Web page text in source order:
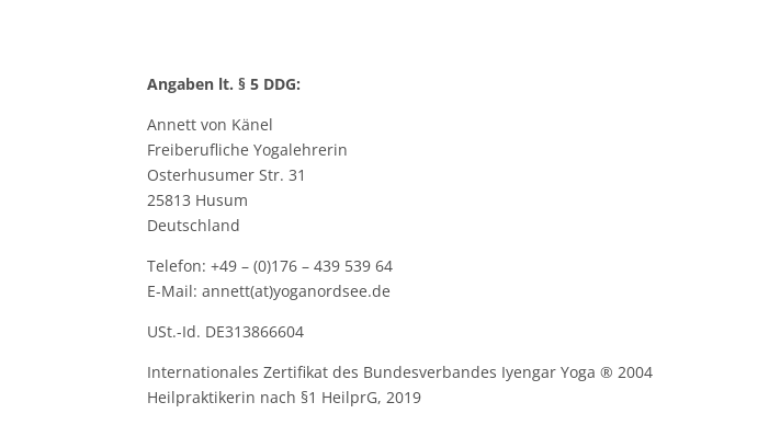
Angaben lt. § 5 DDG:
Annett von Känel
Freiberufliche Yogalehrerin
Osterhusumer Str. 31
25813 Husum
Deutschland
Telefon: +49 – (0)176 – 439 539 64
E-Mail: annett(at)yoganordsee.de
USt.-Id. DE313866604
Internationales Zertifikat des Bundesverbandes Iyengar Yoga ® 2004
Heilpraktikerin nach §1 HeilprG, 2019